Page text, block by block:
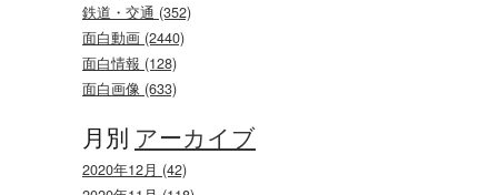
鉄道・交通 (352)
面白動画 (2440)
面白情報 (128)
面白画像 (633)
月別 アーカイブ
2020年12月 (42)